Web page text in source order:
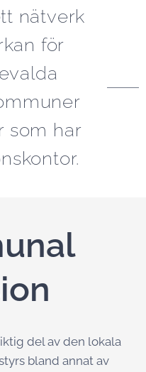
nätverk
för
som har
del av den lokala
bland annat av